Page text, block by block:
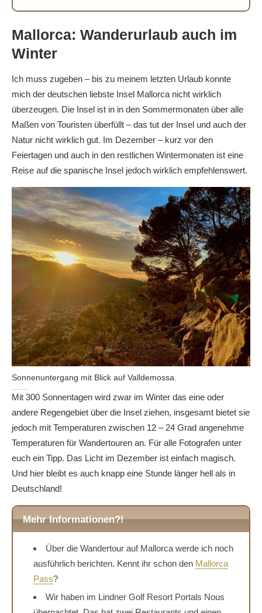
Mallorca: Wanderurlaub auch im
Winter
Ich muss zugeben – bis zu meinem letzten Urlaub konnte
mich der deutschen liebste Insel Mallorca nicht wirklich
überzeugen. Die Insel ist in in den Sommermonaten über alle
Maßen von Touristen überfüllt – das tut der Insel und auch der
Natur nicht wirklich gut. Im Dezember – kurz vor den
Feiertagen und auch in den restlichen Wintermonaten ist eine
Reise auf die spanische Insel jedoch wirklich empfehlenswert.
Sonnenuntergang mit Blick auf Valldemossa.
Mit 300 Sonnentagen wird zwar im Winter das eine oder
andere Regengebiet über die Insel ziehen, insgesamt bietet sie
jedoch mit Temperaturen zwischen 12 – 24 Grad angenehme
Temperaturen für Wandertouren an. Für alle Fotografen unter
euch ein Tipp. Das Licht im Dezember ist einfach magisch.
Und hier bleibt es auch knapp eine Stunde länger hell als in
Deutschland!
Mehr Informationen?!
Über die Wandertour auf Mallorca werde ich noch
ausführlich berichten. Kennt ihr schon den Mallorca
Pass?
Wir haben im Lindner Golf Resort Portals Nous